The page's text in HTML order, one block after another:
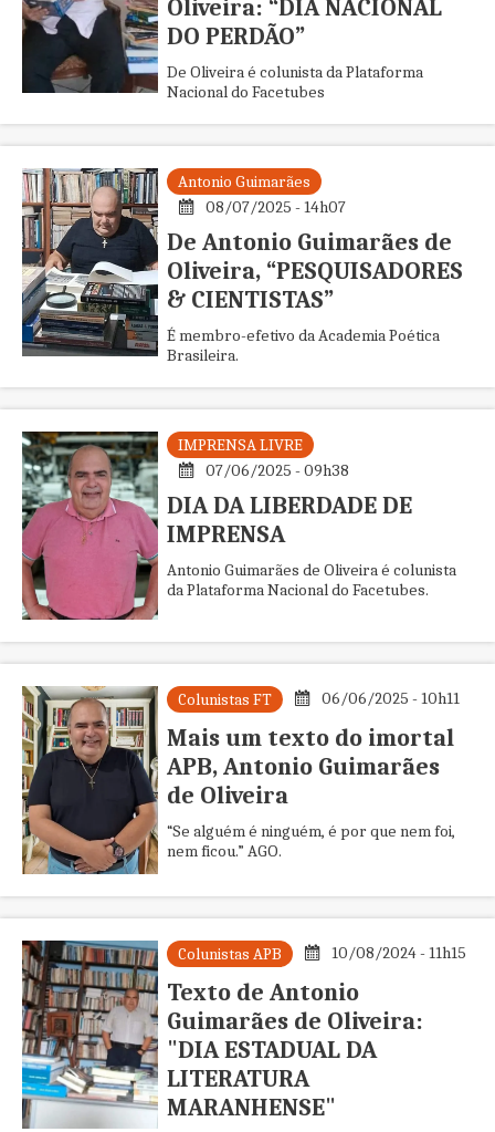
Oliveira: “DIA NACIONAL
DO PERDÃO”
De Oliveira é colunista da Plataforma
Nacional do Facetubes
Antonio Guimarães
08/07/2025 - 14h07
De Antonio Guimarães de
Oliveira, “PESQUISADORES
& CIENTISTAS”
É membro-efetivo da Academia Poética
Brasileira.
IMPRENSA LIVRE
07/06/2025 - 09h38
DIA DA LIBERDADE DE
IMPRENSA
Antonio Guimarães de Oliveira é colunista
da Plataforma Nacional do Facetubes.
Colunistas FT 06/06/2025 - 10h11
Mais um texto do imortal
APB, Antonio Guimarães
de Oliveira
“Se alguém é ninguém, é por que nem foi,
nem ficou.” AGO.
Colunistas APB 10/08/2024 - 11h15
Texto de Antonio
Guimarães de Oliveira:
"DIA ESTADUAL DA
LITERATURA
MARANHENSE"